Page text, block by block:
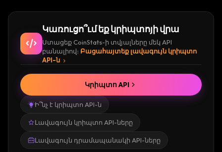
Կառուցո՞ւմ եք կրիպտոյի վրա
Ստացեք CoinStats-ի տվյալները մեկ API
բանալիով։ Բացահայտեք լավագույն կրիպտո
API-ն
Ի՞նչ է կրիպտո API-ն
Լավագույն կրիպտո API-ները
Լավագույն դրամապանակի API-ները
Կրիպտո API